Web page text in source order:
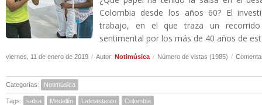
Colombia desde los años 60? El
trabajo, en el que traza un
sentimental por los más de 40 años de
viernes, 11 de enero de 2019 / Autor: Notimúsica / Número de vistas (1985) /
Categorías: Notimúsica
Tags: salsa Medellín Latinastereo Colombia